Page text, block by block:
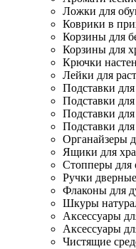
Ложки для
Коврики в
Корзины для
Корзины для
Крючки
Лейки для
Подставки для
Подставки
Подставки для
Подставки
Органайзеры
Ящики для
Стопперы для
Ручки дверные
Флаконы для
Шкуры
Аксессуары
Аксессуары
Чистящие